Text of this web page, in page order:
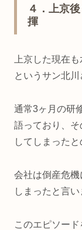
４．上京
揮
上京した現在
というサン北川
通常3ヶ月の研
語っており、
してしまったと
会社は倒産危
しまったと言い
このエピソー